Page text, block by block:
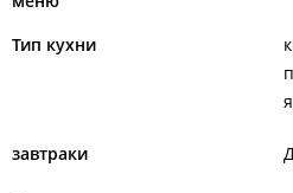
Тип кухни
завтраки